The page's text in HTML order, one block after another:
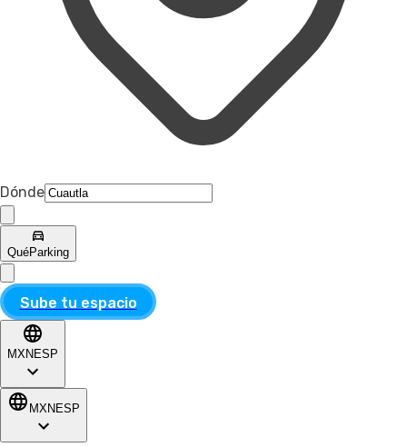
Dónde
QuéParking
Sube tu espacio
MXN ESP
MXN ESP